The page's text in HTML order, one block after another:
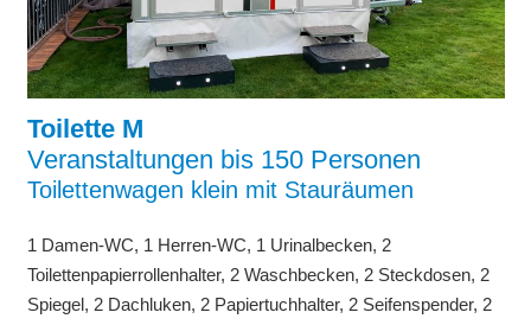
Toilette M
Veranstaltungen bis 150 Personen
Toilettenwagen klein mit Stauräumen
1 Damen-WC, 1 Herren-WC, 1 Urinalbecken, 2
Toilettenpapierrollenhalter, 2 Waschbecken, 2 Steckdosen, 2
Spiegel, 2 Dachluken, 2 Papiertuchhalter, 2 Seifenspender, 2